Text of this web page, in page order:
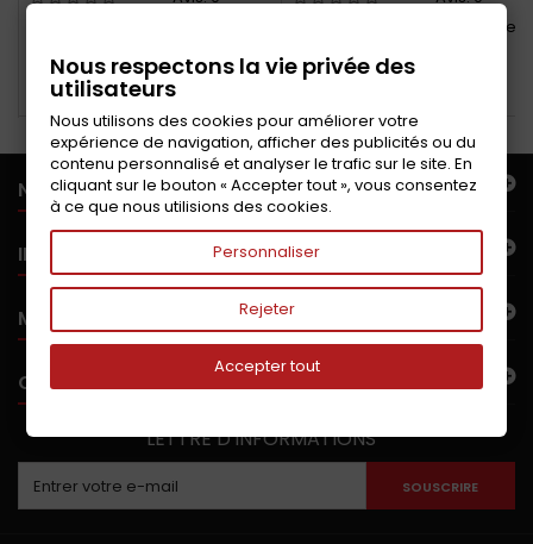
moteur CLEON
Ajouter au panier
Joint d'étanchéité de pare
FOURGONNETTE F6
NOTRE OFFRE
INFORMATIONS
MON COMPTE
CONTACTEZ-NOUS
LETTRE D'INFORMATIONS
SOUSCRIRE
Nous respectons la vie privée des
utilisateurs
Nous utilisons des cookies pour améliorer votre
expérience de navigation, afficher des publicités ou du
contenu personnalisé et analyser le trafic sur le site. En
cliquant sur le bouton « Accepter tout », vous consentez
à ce que nous utilisions des cookies.
Personnaliser
Rejeter
Accepter tout